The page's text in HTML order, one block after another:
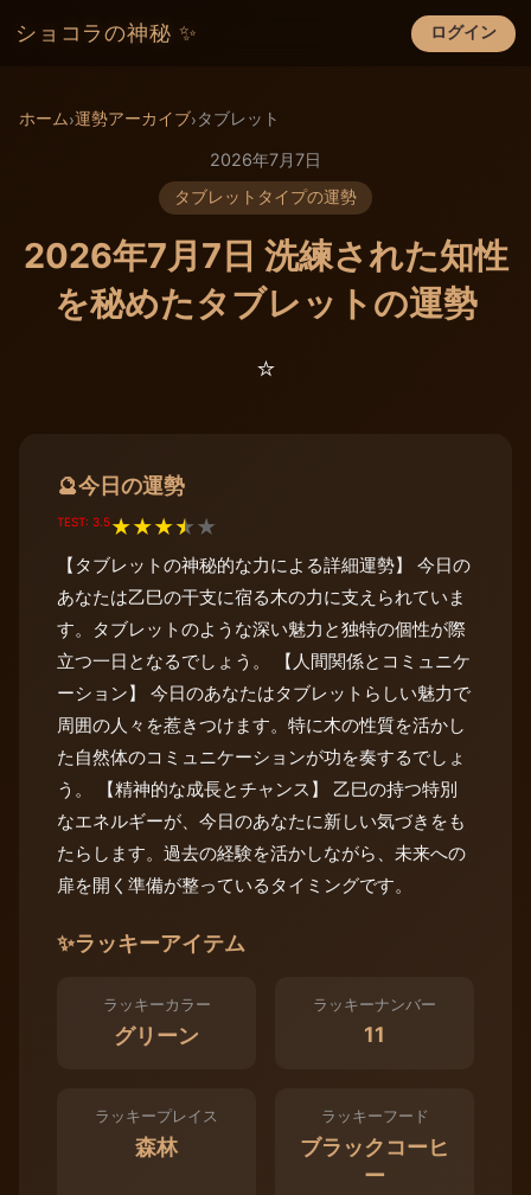
ショコラの神秘 ✨ ログイン
×
ホーム›運勢アーカイブ›タブレット
2026年7月7日
タブレットタイプの運勢
2026年7月7日 洗練された知性
を秘めたタブレットの運勢
⭐️
🔮今日の運勢
TEST: 3.5★★★★★
【タブレットの神秘的な力による詳細運勢】 今日の
あなたは乙巳の干支に宿る木の力に支えられていま
す。タブレットのような深い魅力と独特の個性が際
立つ一日となるでしょう。 【人間関係とコミュニケ
ーション】 今日のあなたはタブレットらしい魅力で
周囲の人々を惹きつけます。特に木の性質を活かし
た自然体のコミュニケーションが功を奏するでしょ
う。 【精神的な成長とチャンス】 乙巳の持つ特別
なエネルギーが、今日のあなたに新しい気づきをも
たらします。過去の経験を活かしながら、未来への
扉を開く準備が整っているタイミングです。
✨ラッキーアイテム
ラッキーカラー
グリーン
ラッキーナンバー
11
ラッキープレイス
森林
ラッキーフード
ブラックコーヒ
ー